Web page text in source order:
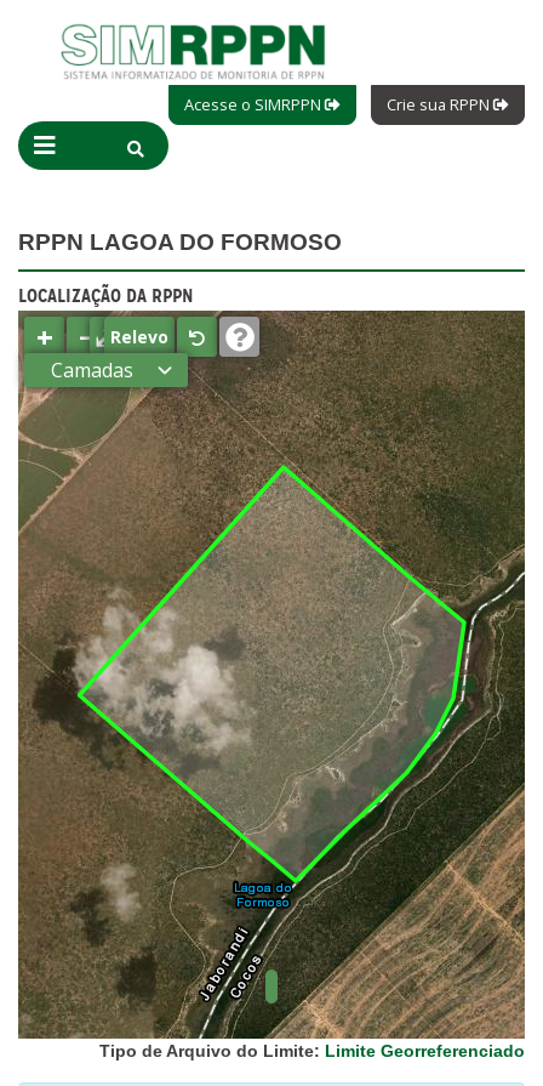
Acesse o SIMRPPN Crie sua RPPN
RPPN LAGOA DO FORMOSO
LOCALIZAÇÃO DA RPPN
+ −⤢Relevo
Camadas
Estados
Municípios
Terras
indígenas
(FUNAI)
UC Federal
UC Estaduais
UC
Municipais
Hidrografia
1:1.000.000
(ANA)
Biomas
(IBGE)
Vegetação
(IBGE)
Rodovias
(IBGE)
Relevo
(IBGE)
Tipo de Arquivo do Limite: Limite Georreferenciado